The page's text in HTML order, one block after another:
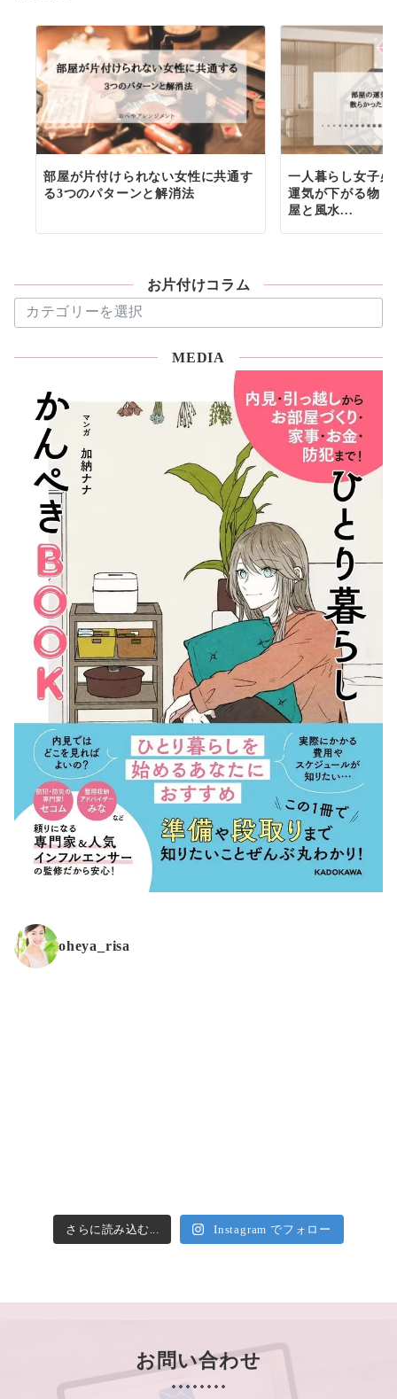
部屋が片付けられない女性に共通す
る3つのパターンと解消法
一人暮らし女子
運気が下がる物
屋と風水...
お片付けコラム
片
MEDIA
oheya_risa
さらに読み込む... Instagram でフォロー
お問い合わせ